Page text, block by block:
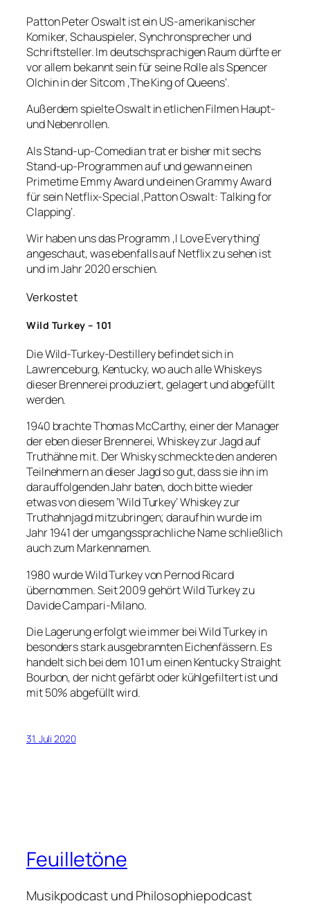
Patton Peter Oswalt ist ein US-amerikanischer
Komiker, Schauspieler, Synchronsprecher und
Schriftsteller. Im deutschsprachigen Raum dürfte er
vor allem bekannt sein für seine Rolle als Spencer
Olchin in der Sitcom ‚The King of Queens‘.
Außerdem spielte Oswalt in etlichen Filmen Haupt-
und Nebenrollen.
Als Stand-up-Comedian trat er bisher mit sechs
Stand-up-Programmen auf und gewann einen
Primetime Emmy Award und einen Grammy Award
für sein Netflix-Special ‚Patton Oswalt: Talking for
Clapping‘.
Wir haben uns das Programm ‚I Love Everything‘
angeschaut, was ebenfalls auf Netflix zu sehen ist
und im Jahr 2020 erschien.
Verkostet
Wild Turkey – 101
Die Wild-Turkey-Destillery befindet sich in
Lawrenceburg, Kentucky, wo auch alle Whiskeys
dieser Brennerei produziert, gelagert und abgefüllt
werden.
1940 brachte Thomas McCarthy, einer der Manager
der eben dieser Brennerei, Whiskey zur Jagd auf
Truthähne mit. Der Whisky schmeckte den anderen
Teilnehmern an dieser Jagd so gut, dass sie ihn im
darauffolgenden Jahr baten, doch bitte wieder
etwas von diesem ‘Wild Turkey’ Whiskey zur
Truthahnjagd mitzubringen; daraufhin wurde im
Jahr 1941 der umgangssprachliche Name schließlich
auch zum Markennamen.
1980 wurde Wild Turkey von Pernod Ricard
übernommen. Seit 2009 gehört Wild Turkey zu
Davide Campari-Milano.
Die Lagerung erfolgt wie immer bei Wild Turkey in
besonders stark ausgebrannten Eichenfässern. Es
handelt sich bei dem 101 um einen Kentucky Straight
Bourbon, der nicht gefärbt oder kühlgefiltert ist und
mit 50% abgefüllt wird.
31. Juli 2020
Feuilletöne
Musikpodcast und Philosophiepodcast